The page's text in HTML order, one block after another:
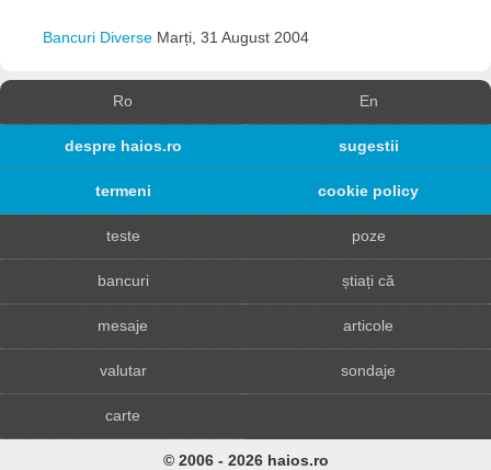
Bancuri Diverse Marți, 31 August 2004
Ro En
despre haios.ro sugestii
termeni cookie policy
teste poze
bancuri știați că
mesaje articole
valutar sondaje
carte
© 2006 - 2026 haios.ro